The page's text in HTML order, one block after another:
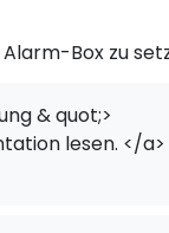
Box zu
& quot;>
lesen. </a>